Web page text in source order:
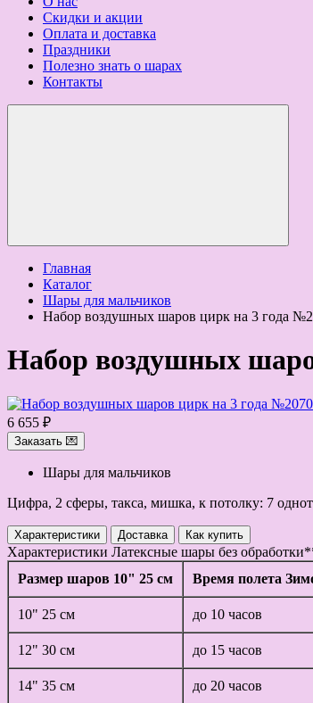
Скидки и акции
Оплата и доставка
Праздники
Полезно знать о шарах
Контакты
Главная
Каталог
Шары для мальчиков
Набор воздушных шаров цирк на 3 года
Набор воздушных
6 655 ₽
Заказать 💌
Шары для мальчиков
Цифра, 2 сферы, такса, мишка, к потолку: 7
Характеристики Доставка Как купить
Характеристики Латексные шары без
Размер шаров 10" 25 см
Время полета
10" 25 см до 10 часов
12" 30 см до 15 часов
14" 35 см до 20 часов